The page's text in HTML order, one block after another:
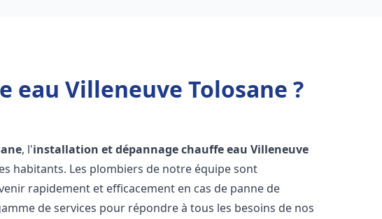
Villeneuve Tolosane ?
, l'installation et dépannage chauffe eau Villeneuve
habitants. Les plombiers de notre équipe sont
rapidement et efficacement en cas de panne de
de services pour répondre à tous les besoins de nos